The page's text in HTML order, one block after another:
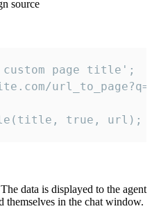
source
page title';
true, url);
data is displayed to the agent
themselves in the chat window.